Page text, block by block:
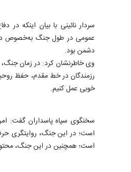
سردار نائینی با بیان اینکه
عمومی در طول جنگ به‌خصوص در
دشمن بود.
وی خاطرنشان کرد: در زمان جنگ،
رزمندگان در خط مقدم، حفظ
خوبی عمل کنیم.
سخنگوی سپاه پاسداران گفت:
است؛ در این جنگ، روایتگری
است؛ همچنین در این جنگ،